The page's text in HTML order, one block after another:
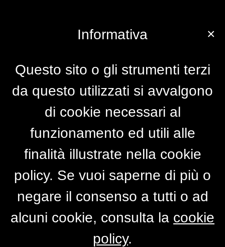
×
Informativa
Questo sito o gli strumenti terzi
da questo utilizzati si avvalgono
di cookie necessari al
funzionamento ed utili alle
finalità illustrate nella cookie
policy. Se vuoi saperne di più o
negare il consenso a tutti o ad
alcuni cookie, consulta la cookie
policy.